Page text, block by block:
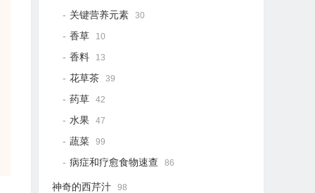
关键营养元素 30
香草 10
香料 13
花草茶 39
药草 42
水果 47
蔬菜 99
病症和疗愈食物速查 86
神奇的西芹汁 98